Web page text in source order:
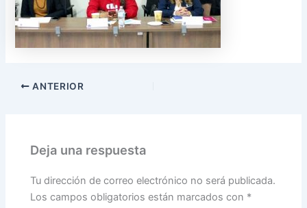
ANTERIOR
Deja una respuesta
Tu dirección de correo electrónico no será publicada.
Los campos obligatorios están marcados con *